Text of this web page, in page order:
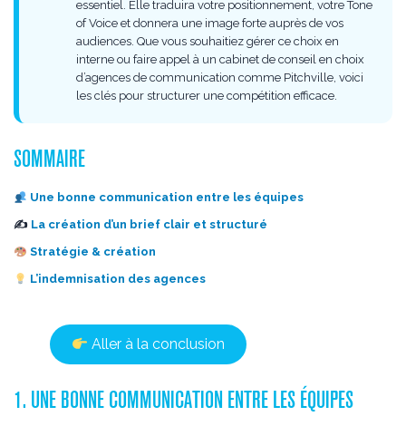
essentiel. Elle traduira votre positionnement, votre Tone
of Voice et donnera une image forte auprès de vos
audiences. Que vous souhaitiez gérer ce choix en
interne ou faire appel à un cabinet de conseil en choix
d’agences de communication comme Pitchville, voici
les clés pour structurer une compétition efficace.
SOMMAIRE
Une bonne communication entre les équipes
✍️ La création d’un brief clair et structuré
Stratégie & création
L’indemnisation des agences
Aller à la conclusion
1. UNE BONNE COMMUNICATION ENTRE LES ÉQUIPES